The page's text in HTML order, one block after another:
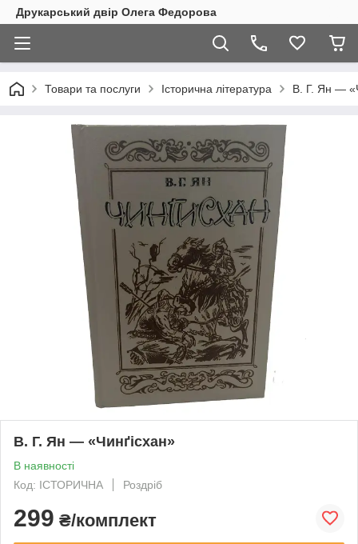
Друкарський двір Олега Федорова
Товари та послуги Історична література В. Г. Ян —
В. Г. Ян — «Чинґісхан»
В наявності
Код: ІСТОРИЧНА
Роздріб
299 ₴/комплект